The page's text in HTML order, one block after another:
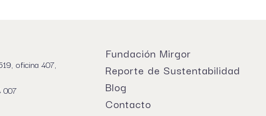
oficina 407,
007
Fundación Mirgor
Reporte de Sustentabilidad
Blog
Contacto